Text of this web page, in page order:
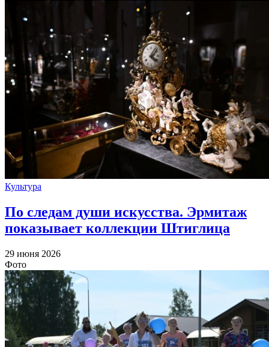
Культура
По следам души искусства. Эрмитаж
показывает коллекции Штиглица
29 июня 2026
Фото